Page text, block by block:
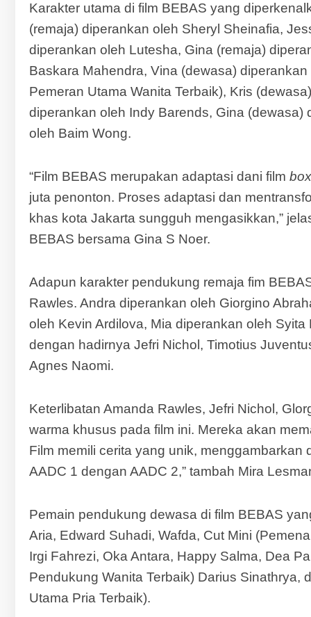
Karakter utama di film BEBAS yang
(remaja) diperankan oleh Sheryl Sheinafia,
diperankan oleh Lutesha, Gina (remaja)
Baskara Mahendra, Vina (dewasa)
Pemeran Utama Wanita Terbaik), Kris
diperankan oleh Indy Barends, Gina
oleh Baim Wong.
“Film BEBAS merupakan adaptasi dani film
juta penonton. Proses adaptasi dan
khas kota Jakarta sungguh mengasikkan,”
BEBAS bersama Gina S Noer.
Adapun karakter pendukung remaja fim
Rawles. Andra diperankan oleh Giorgino
oleh Kevin Ardilova, Mia diperankan oleh
dengan hadirnya Jefri Nichol, Timotius
Agnes Naomi.
Keterlibatan Amanda Rawles, Jefri Nichol,
warma khusus pada film ini. Mereka akan
Film memili cerita yang unik,
AADC 1 dengan AADC 2,” tambah Mira
Pemain pendukung dewasa di film BEBAS
Aria, Edward Suhadi, Wafda, Cut Mini
Irgi Fahrezi, Oka Antara, Happy Salma, Dea
Pendukung Wanita Terbaik) Darius
Utama Pria Terbaik).